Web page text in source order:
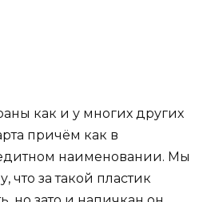
как и у многих других
причём как в
наименовании. Мы
что за такой пластик